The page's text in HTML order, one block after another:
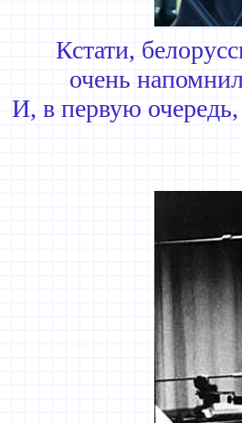
Кстати,
очень
И, в первую